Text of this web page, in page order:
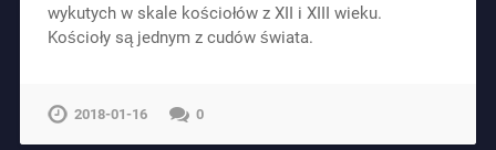
wykutych w skale kościołów z XII i XIII wieku.
Kościoły są jednym z cudów świata.
2018-01-16 0